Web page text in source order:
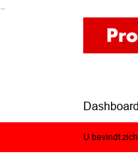
Ga naar de inhoud van
Ga naar het zoeken
Ga naar het menu
Dashboard
U bevindt